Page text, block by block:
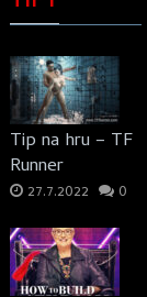
Tip na hru – TF
Runner
27.7.2022 0